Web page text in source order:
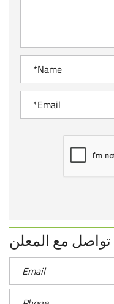
تواصل مع المعلن